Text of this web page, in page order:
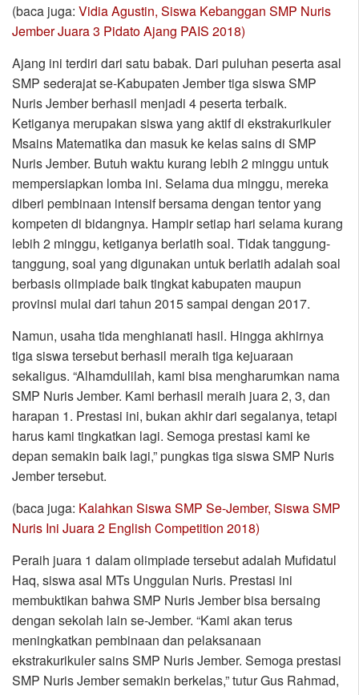
(baca juga: Vidia Agustin, Siswa Kebanggan SMP Nuris
Jember Juara 3 Pidato Ajang PAIS 2018)
Ajang ini terdiri dari satu babak. Dari puluhan peserta asal
SMP sederajat se-Kabupaten Jember tiga siswa SMP
Nuris Jember berhasil menjadi 4 peserta terbaik.
Ketiganya merupakan siswa yang aktif di ekstrakurikuler
Msains Matematika dan masuk ke kelas sains di SMP
Nuris Jember. Butuh waktu kurang lebih 2 minggu untuk
mempersiapkan lomba ini. Selama dua minggu, mereka
diberi pembinaan intensif bersama dengan tentor yang
kompeten di bidangnya. Hampir setiap hari selama kurang
lebih 2 minggu, ketiganya berlatih soal. Tidak tanggung-
tanggung, soal yang digunakan untuk berlatih adalah soal
berbasis olimpiade baik tingkat kabupaten maupun
provinsi mulai dari tahun 2015 sampai dengan 2017.
Namun, usaha tida menghianati hasil. Hingga akhirnya
tiga siswa tersebut berhasil meraih tiga kejuaraan
sekaligus. “Alhamdulilah, kami bisa mengharumkan nama
SMP Nuris Jember. Kami berhasil meraih juara 2, 3, dan
harapan 1. Prestasi ini, bukan akhir dari segalanya, tetapi
harus kami tingkatkan lagi. Semoga prestasi kami ke
depan semakin baik lagi,” pungkas tiga siswa SMP Nuris
Jember tersebut.
(baca juga: Kalahkan Siswa SMP Se-Jember, Siswa SMP
Nuris Ini Juara 2 English Competition 2018)
Peraih juara 1 dalam olimpiade tersebut adalah Mufidatul
Haq, siswa asal MTs Unggulan Nuris. Prestasi ini
membuktikan bahwa SMP Nuris Jember bisa bersaing
dengan sekolah lain se-Jember. “Kami akan terus
meningkatkan pembinaan dan pelaksanaan
ekstrakurikuler sains SMP Nuris Jember. Semoga prestasi
SMP Nuris Jember semakin berkelas,” tutur Gus Rahmad,